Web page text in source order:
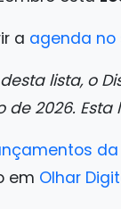
a agenda no
lista, o
de 2026.
em Olhar